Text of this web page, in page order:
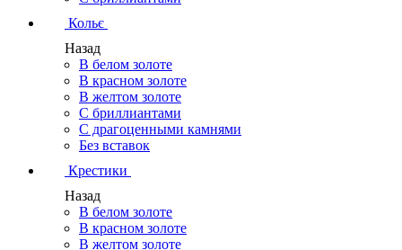
Кольє
Назад
В белом золоте
В красном золоте
В желтом золоте
С бриллиантами
С драгоценными камнями
Без вставок
Крестики
Назад
В белом золоте
В красном золоте
В желтом золоте